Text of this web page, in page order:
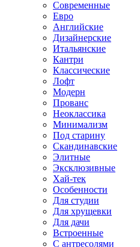
Современные
Евро
Английские
Дизайнерские
Итальянские
Кантри
Классические
Лофт
Модерн
Прованс
Неоклассика
Минимализм
Под старину
Скандинавские
Элитные
Эксклюзивные
Хай-тек
Особенности
Для студии
Для хрущевки
Для дачи
Встроенные
С антресолями